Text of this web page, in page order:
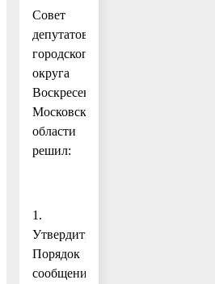
Совет
депутатов
городского
округа
Воскресенск
Московской
области
решил:
1.
Утвердить
Порядок
сообщения